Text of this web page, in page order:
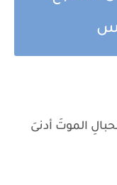
الموتَ أدنىَ